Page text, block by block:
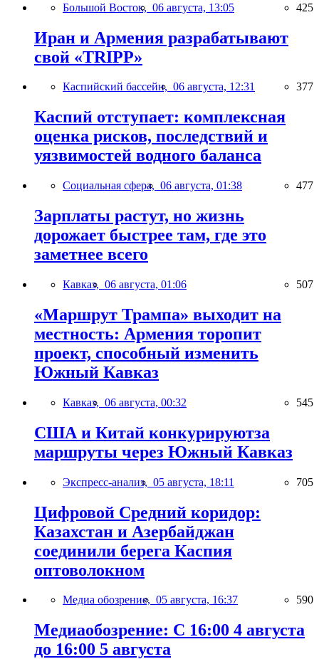
Большой Восток, 06 августа, 13:05 425
Иран и Армения разрабатывают
свой «TRIPP»
Каспийский бассейн, 06 августа, 12:31 377
Каспий отступает: комплексная
оценка рисков, последствий и
уязвимостей водного баланса
Социальная сфера, 06 августа, 01:38 477
Зарплаты растут, но жизнь
дорожает быстрее там, где это
заметнее всего
Кавказ, 06 августа, 01:06 507
«Маршрут Трампа» выходит на
местность: Армения торопит
проект, способный изменить
Южный Кавказ
Кавказ, 06 августа, 00:32 545
США и Китай конкурируютза
маршруты через Южный Кавказ
Экспресс-анализ, 05 августа, 18:11 705
Цифровой Средний коридор:
Казахстан и Азербайджан
соединили берега Каспия
оптоволокном
Медиа обозрение, 05 августа, 16:37 590
Медиаобозрение: С 16:00 4 августа
до 16:00 5 августа